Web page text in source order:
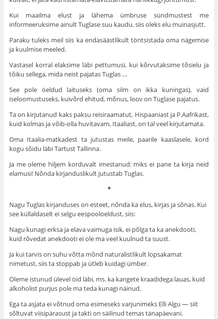
Kui maailma elust ja lähema ümbruse sündmustest me
informeeruksime ainult Tuglase suu kaudu, siis oleks elu muinasjutt.
Paraku tuleks meil siis ka endasäästlikult töntsistada oma nägemise
ja kuulmise meeled.
Vastasel korral elaksime läbi pettumusi, kui kõrvutaksime tõsielu ja
tõiku sellega, mida neist pajatas Tuglas …
See pole öeldud laituseks (oma silm on ikka kuningas), vaid
iseloomustuseks, kuivõrd ehitud, mõnus, loov on Tuglase pajatus.
Ta on kirjutanud kaks paksu reisiraamatut, Hispaaniast ja P.Aafrikast,
kuid kolmas ja võib-olla huvitavam, Itaaliast, on tal veel kirjutamata.
Oma Itaalia-matkadest ta jutustas meile, paarile kaaslasele, kord
kogu sõidu läbi Tartust Tallinna.
Ja me oleme hiljem korduvalt imestanud: miks ei pane ta kirja neid
elamusi! Nõnda kirjanduslikult jutustab Tuglas.
*
Nagu Tuglas kirjanduses on esteet, nõnda ka elus, kirjas ja sõnas. Kui
see küllaldaselt ei selgu eespoolöeldust, siis:
Nagu kunagi erksa ja elava vaimuga isik, ei põlga ta ka anekdooti,
kuid rõvedat anekdooti ei ole ma veel kuulnud ta suust.
Ja kui tarvis on suhu võtta mõnd naturalistlikult lopsakamat
nimetust, siis ta stoppab ja ütleb kuidagi ümber.
Oleme istunud ülevel öid läbi, ms. ka kangete kraadidega lauas, kuid
alkoholist purjus pole ma teda kunagi näinud.
Ega ta asjata ei võtnud oma esimeseks varjunimeks Elli Algu — siit
sõltuvat viisipärasust ja takti on säilinud temas tänapäevani.